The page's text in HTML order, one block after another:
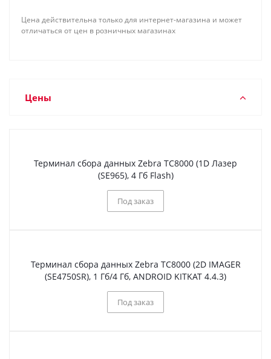
Цена действительна только для интернет-магазина и может
отличаться от цен в розничных магазинах
Цены
Терминал сбора данных Zebra TC8000 (1D Лазер
(SE965), 4 Гб Flash)
Под заказ
Терминал сбора данных Zebra TC8000 (2D IMAGER
(SE4750SR), 1 Гб/4 Гб, ANDROID KITKAT 4.4.3)
Под заказ